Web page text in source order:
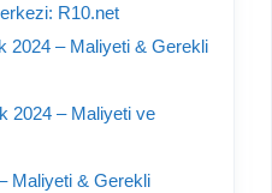
R10.net
2024 – Maliyeti & Gerekli
2024 – Maliyeti ve
Maliyeti & Gerekli